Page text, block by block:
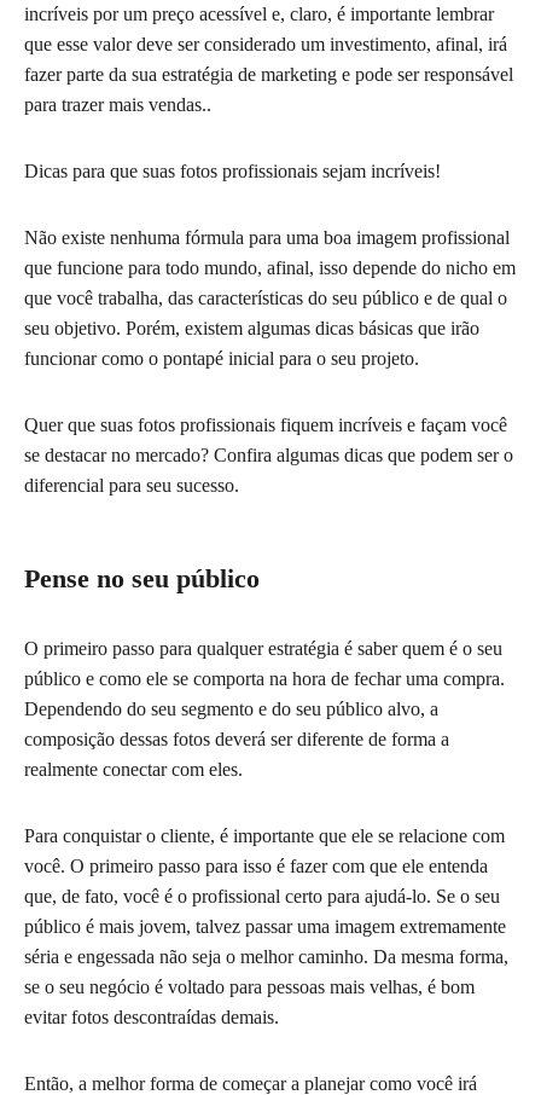
incríveis por um preço acessível e, claro, é importante lembrar
que esse valor deve ser considerado um investimento, afinal, irá
fazer parte da sua estratégia de marketing e pode ser responsável
para trazer mais vendas..
Dicas para que suas fotos profissionais sejam incríveis!
Não existe nenhuma fórmula para uma boa imagem profissional
que funcione para todo mundo, afinal, isso depende do nicho em
que você trabalha, das características do seu público e de qual o
seu objetivo. Porém, existem algumas dicas básicas que irão
funcionar como o pontapé inicial para o seu projeto.
Quer que suas fotos profissionais fiquem incríveis e façam você
se destacar no mercado? Confira algumas dicas que podem ser o
diferencial para seu sucesso.
Pense no seu público
O primeiro passo para qualquer estratégia é saber quem é o seu
público e como ele se comporta na hora de fechar uma compra.
Dependendo do seu segmento e do seu público alvo, a
composição dessas fotos deverá ser diferente de forma a
realmente conectar com eles.
Para conquistar o cliente, é importante que ele se relacione com
você. O primeiro passo para isso é fazer com que ele entenda
que, de fato, você é o profissional certo para ajudá-lo. Se o seu
público é mais jovem, talvez passar uma imagem extremamente
séria e engessada não seja o melhor caminho. Da mesma forma,
se o seu negócio é voltado para pessoas mais velhas, é bom
evitar fotos descontraídas demais.
Então, a melhor forma de começar a planejar como você irá